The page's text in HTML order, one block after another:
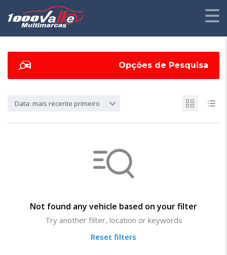
Opções de Pesquisa
Data: mais recente primeiro
Not found any vehicle based on your filter
Try another filter, location or keywords
Reset filters